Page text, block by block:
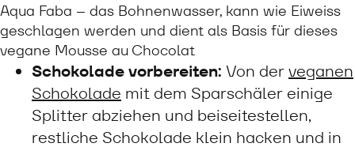
Aqua Faba – das Bohnenwasser, kann wie Eiweiss
geschlagen werden und dient als Basis für dieses
vegane Mousse au Chocolat
Schokolade vorbereiten: Von derveganen
Schokolade mit dem Sparschäler einige
Splitter abziehen und beiseitestellen,
restliche Schokolade klein hacken und in